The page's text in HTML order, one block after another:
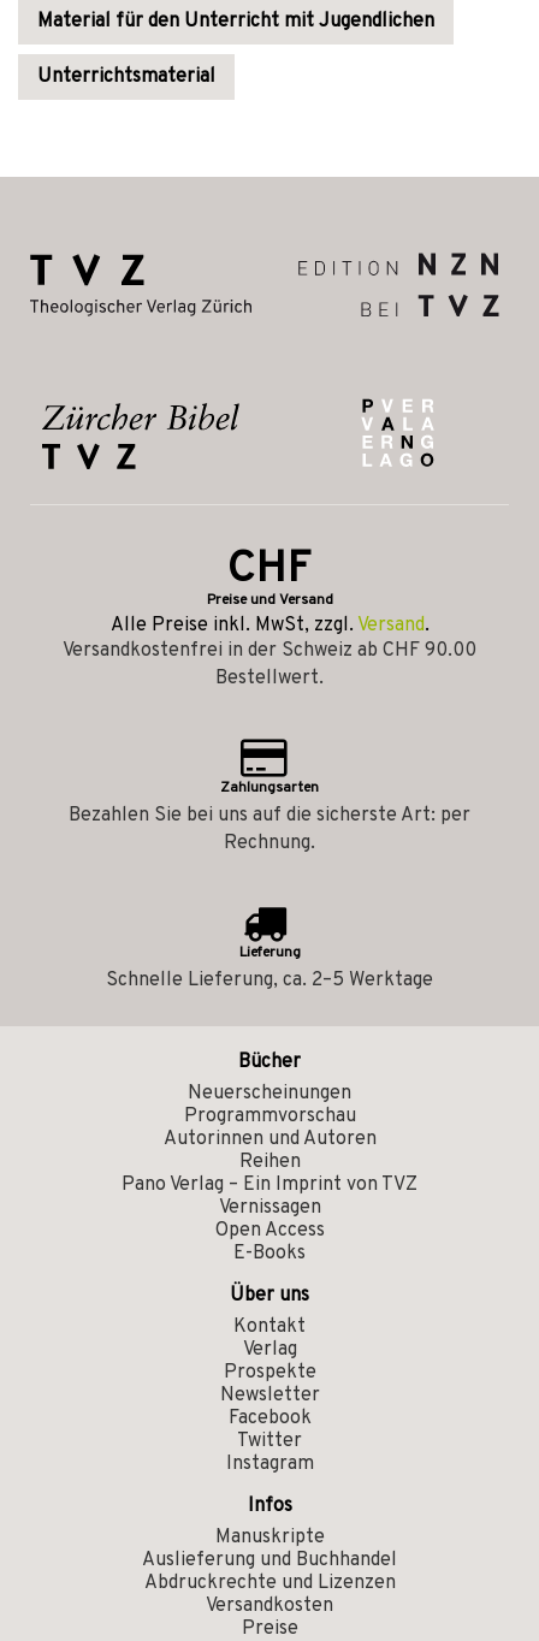
Material für den Unterricht mit Jugendlichen
Unterrichtsmaterial
CHF
Preise und Versand
Alle Preise inkl. MwSt, zzgl. Versand.
Versandkostenfrei in der Schweiz ab CHF 90.00
Bestellwert.
Zahlungsarten
Bezahlen Sie bei uns auf die sicherste Art: per
Rechnung.
Lieferung
Schnelle Lieferung, ca. 2–5 Werktage
Bücher
Neuerscheinungen
Programmvorschau
Autorinnen und Autoren
Reihen
Pano Verlag – Ein Imprint von TVZ
Vernissagen
Open Access
E-Books
Über uns
Kontakt
Verlag
Prospekte
Newsletter
Facebook
Twitter
Instagram
Infos
Manuskripte
Auslieferung und Buchhandel
Abdruckrechte und Lizenzen
Versandkosten
Preise